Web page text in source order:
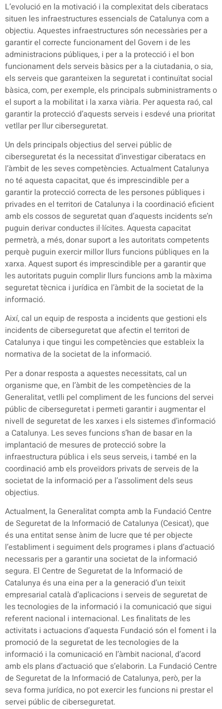
L’evolució en la motivació i la complexitat dels ciberatacs
situen les infraestructures essencials de Catalunya com a
objectiu. Aquestes infraestructures són necessàries per a
garantir el correcte funcionament del Govern i de les
administracions públiques, i per a la protecció i el bon
funcionament dels serveis bàsics per a la ciutadania, o sia,
els serveis que garanteixen la seguretat i continuïtat social
bàsica, com, per exemple, els principals subministraments o
el suport a la mobilitat i la xarxa viària. Per aquesta raó, cal
garantir la protecció d’aquests serveis i esdevé una prioritat
vetllar per llur ciberseguretat.
Un dels principals objectius del servei públic de
ciberseguretat és la necessitat d’investigar ciberatacs en
l’àmbit de les seves competències. Actualment Catalunya
no té aquesta capacitat, que és imprescindible per a
garantir la protecció correcta de les persones públiques i
privades en el territori de Catalunya i la coordinació eficient
amb els cossos de seguretat quan d’aquests incidents se’n
puguin derivar conductes il·lícites. Aquesta capacitat
permetrà, a més, donar suport a les autoritats competents
perquè puguin exercir millor llurs funcions públiques en la
xarxa. Aquest suport és imprescindible per a garantir que
les autoritats puguin complir llurs funcions amb la màxima
seguretat tècnica i jurídica en l’àmbit de la societat de la
informació.
Així, cal un equip de resposta a incidents que ges­tioni els
incidents de ciberseguretat que afectin el territori de
Catalunya i que tingui les competències que estableix la
normativa de la societat de la informació.
Per a donar resposta a aquestes necessitats, cal un
organisme que, en l’àmbit de les competències de la
Generalitat, vetlli pel compliment de les funcions del servei
públic de ciberseguretat i permeti garantir i augmentar el
nivell de seguretat de les xarxes i els sistemes d’informació
a Catalunya. Les seves funcions s’han de basar en la
implantació de mesures de protecció sobre la
infraestructura pública i els seus serveis, i també en la
coordinació amb els proveïdors privats de serveis de la
societat de la informació per a l’assoliment dels seus
objectius.
Actualment, la Generalitat compta amb la Fundació Centre
de Seguretat de la Informació de Catalunya (Cesicat), que
és una entitat sense ànim de lucre que té per objecte
l’establiment i seguiment dels programes i plans d’actuació
necessaris per a garantir una societat de la informació
segura. El Centre de Seguretat de la Informació de
Catalunya és una eina per a la generació d’un teixit
empresarial català d’aplicacions i serveis de seguretat de
les tecnologies de la informació i la comunicació que sigui
referent nacional i internacional. Les finalitats de les
activitats i actuacions d’aquesta Fundació són el foment i la
promoció de la seguretat de les tecnologies de la
informació i la comunicació en l’àmbit nacional, d’acord
amb els plans d’actuació que s’elaborin. La Fundació Centre
de Seguretat de la Informació de Catalunya, però, per la
seva forma jurídica, no pot exercir les funcions ni prestar el
servei públic de ciberseguretat.